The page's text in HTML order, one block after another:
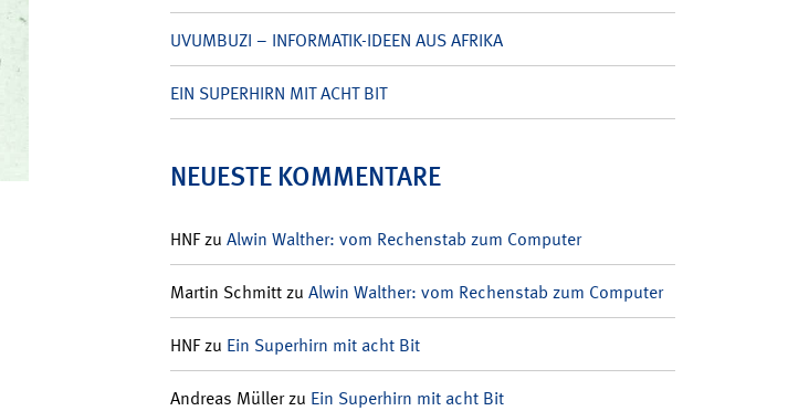
UVUMBUZI – INFORMATIK-IDEEN AUS AFRIKA
EIN SUPERHIRN MIT ACHT BIT
NEUESTE KOMMENTARE
HNFzu Alwin Walther: vom Rechenstab zum Computer
Martin Schmittzu Alwin Walther: vom Rechenstab zum Computer
HNFzu Ein Superhirn mit acht Bit
Andreas Müllerzu Ein Superhirn mit acht Bit